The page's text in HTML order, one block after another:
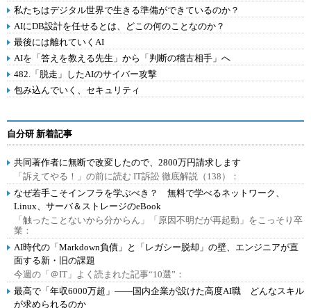
私たちはデジタル世界で生きる準備ができているのか？
AIにDB設計を任せるとは、どこの何のことなのか？
最後には離れていくAI
AIを「答えを教える先生」から「判断の稽古相手」へ
482.「脱走」したAIのサイバー攻撃
包み込んでいく、セキュリティ
自分研 新着記事
共同著作者に無断で改変したので、2800万円請求します
「訴えてやる！」の前に読む IT訴訟 徹底解説（138）：
なぜ若手こそインフラを学ぶべき？ 無料で学べるネットワーク、
Linux、サーバ＆ストレージのeBook
「触ったことないから分からん」「原因不明だが再起動」をこっそり卒
業：
AI時代の「Markdown負債」と「レガシー脱却」の壁、エンジニアが直
面する新・旧の課題
今週の「＠IT」よく読まれた記事“10選”：
最高で「年収6000万超」――国内企業が設けた高度AI職 どんなスキル
が求められるのか